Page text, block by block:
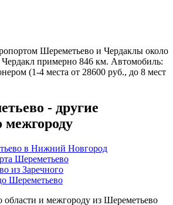
Шереметьево и Чердаклы около
примерно 846 км. Автомобиль:
(1-4 места от 28600 руб., до 8 мест
- другие
в Нижний Новгород
Шереметьево
из Заречного
Шереметьево
и межгороду из Шереметьево